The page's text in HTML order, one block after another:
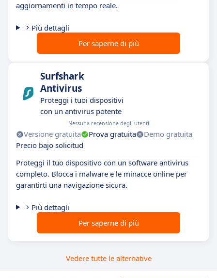
aggiornamenti in tempo reale.
Più dettagli
Per saperne di più
Surfshark
Antivirus
Proteggi i tuoi dispositivi
con un antivirus potente
Nessuna recensione degli utenti
Versione gratuita Prova gratuita
Demo gratuita
Precio bajo solicitud
Proteggi il tuo dispositivo con un software antivirus
completo. Blocca i malware e le minacce online per
garantirti una navigazione sicura.
Più dettagli
Per saperne di più
Vedere tutte le alternative